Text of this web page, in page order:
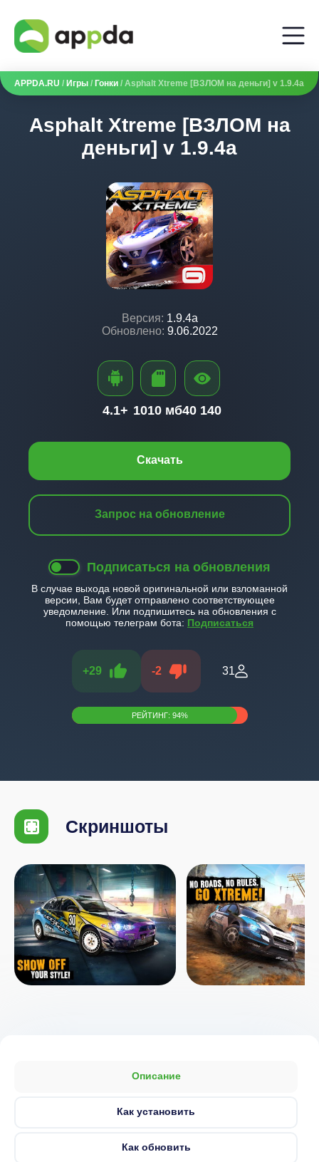
APPDA.RU / Игры / Гонки / Asphalt Xtreme [ВЗЛОМ на деньги] v 1.9.4a
Asphalt Xtreme [ВЗЛОМ на
деньги] v 1.9.4a
Версия: 1.9.4a
Обновлено: 9.06.2022
Скачать
Запрос на обновление
Подписаться на обновления
В случае выхода новой оригинальной или взломанной
версии, Вам будет отправлено соответствующее
уведомление. Или подпишитесь на обновления с
помощью телеграм бота: Подписаться
+29 -2 31
РЕЙТИНГ: 94%
4.1+ 1010 мб40 140
Скриншоты
Описание
Как установить
Как обновить